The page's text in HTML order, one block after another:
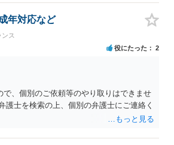
年対応など
ス
役にたった 2
、個別のご依頼等のやり取りはできませ
士を検索の上、個別の弁護士にご連絡く